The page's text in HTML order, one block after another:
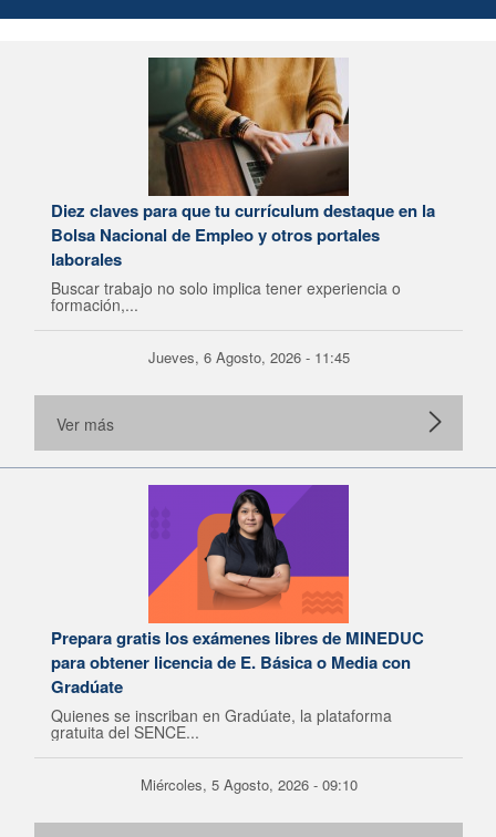
Diez claves para que tu currículum destaque en la
Bolsa Nacional de Empleo y otros portales
laborales
Buscar trabajo no solo implica tener experiencia o
formación,...
Jueves, 6 Agosto, 2026 - 11:45
Ver más
Prepara gratis los exámenes libres de MINEDUC
para obtener licencia de E. Básica o Media con
Gradúate
Quienes se inscriban en Gradúate, la plataforma
gratuita del SENCE...
Miércoles, 5 Agosto, 2026 - 09:10